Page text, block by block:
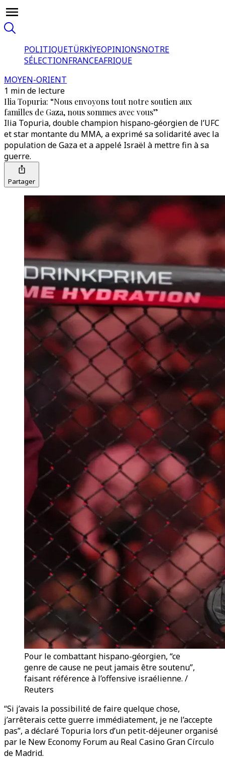
POLITIQUETÜRKİYEOPINIONSNOTRE
SÉLECTIONFRANCEAFRIQUE
MOYEN-ORIENT
1 min de lecture
Ilia Topuria: “Nous envoyons tout notre soutien aux
familles de Gaza, nous sommes avec vous”
Ilia Topuria, double champion hispano-géorgien de l’UFC
et star montante du MMA, a exprimé sa solidarité avec la
population de Gaza et a appelé Israël à mettre fin à sa
guerre.
Partager
Pour le combattant hispano-géorgien, “ce
genre de cause ne peut jamais être soutenu”,
faisant référence à l’offensive israélienne. /
Reuters
“Si j’avais la possibilité de faire quelque chose,
j’arrêterais cette guerre immédiatement, je ne l’accepte
pas”, a déclaré Topuria lors d’un petit-déjeuner organisé
par le New Economy Forum au Real Casino Gran Círculo
de Madrid.